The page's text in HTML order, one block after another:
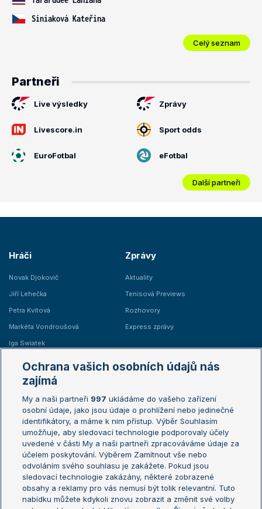
Siniaková Kateřina
Celý seznam
Partneři
Live výsledky Zprávy
Livescore.in Sport odds
EuroFotbal eFotbal
Další partneři
Hráči
Novak Djokovič
Jiří Lehečka
Petra Kvitová
Markéta Vondroušová
Iga Swiatek
Zprávy
Aktuality
Tenisová Previews
Rozhovory
Express zprávy
Žebříčky
Žebříček ATP (muži)
Žebříček WTA (ženy)
Sázkařský žebříček
Australian Open
French Open
Wimbledon
US Open
Turnaj mistrů
Turnaj mistryň
Aktualní trendy
Ochrana vašich osobních údajů nás
zajímá
My a naši partneři 997 ukládáme do vašeho zařízení
osobní údaje, jako jsou údaje o prohlížení nebo jedinečné
identifikátory, a máme k nim přístup. Výběr Souhlasím
umožňuje, aby sledovací technologie podporovaly účely
uvedené v části My a naši partneři zpracováváme údaje za
účelem poskytování. Výběrem Zamítnout vše nebo
odvoláním svého souhlasu je zakážete. Pokud jsou
sledovací technologie zakázány, některé zobrazené
obsahy a reklamy pro vás nemusí být tolik relevantní. Tuto
nabídku můžete kdykoli znovu zobrazit a změnit své volby